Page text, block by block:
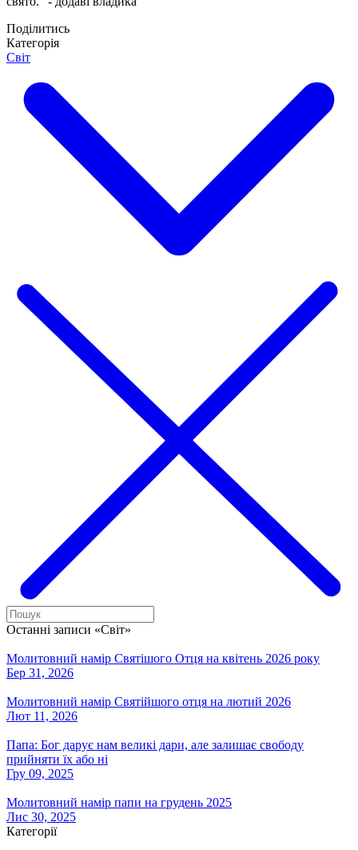
Поділитись
Категорія
Світ
Останні записи «Світ»
Молитовний намір Святішого Отця на квітень 2026 року
Бер 31, 2026
Молитовний намір Святійшого отця на лютий 2026
Лют 11, 2026
Папа: Бог дарує нам великі дари, але залишає свободу
прийняти їх або ні
Гру 09, 2025
Молитовний намір папи на грудень 2025
Лис 30, 2025
Категорії